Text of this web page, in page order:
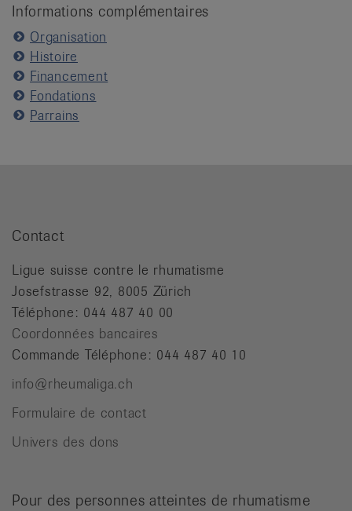
Informations complémentaires
Organisation
Histoire
Financement
Fondations
Parrains
Contact
Ligue suisse contre le rhumatisme
Josefstrasse 92, 8005 Zürich
Téléphone: 044 487 40 00
Coordonnées bancaires
Commande Téléphone: 044 487 40 10
info@rheumaliga.ch
Formulaire de contact
Univers des dons
Pour des personnes atteintes de rhumatisme